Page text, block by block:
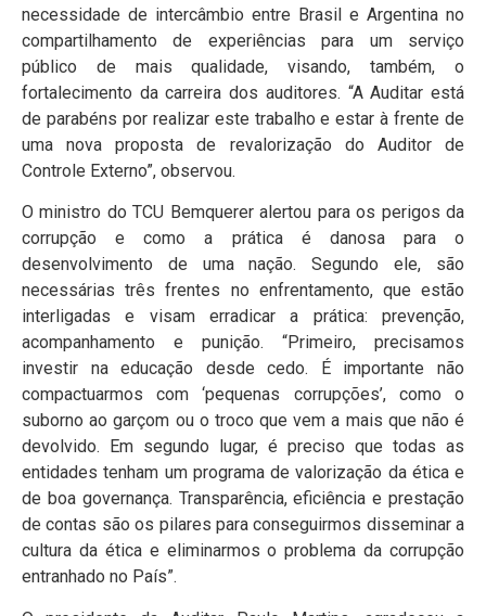
necessidade de intercâmbio entre Brasil e Argentina no
compartilhamento de experiências para um serviço
público de mais qualidade, visando, também, o
fortalecimento da carreira dos auditores. “A Auditar está
de parabéns por realizar este trabalho e estar à frente de
uma nova proposta de revalorização do Auditor de
Controle Externo”, observou.
O ministro do TCU Bemquerer alertou para os perigos da
corrupção e como a prática é danosa para o
desenvolvimento de uma nação. Segundo ele, são
necessárias três frentes no enfrentamento, que estão
interligadas e visam erradicar a prática: prevenção,
acompanhamento e punição. “Primeiro, precisamos
investir na educação desde cedo. É importante não
compactuarmos com ‘pequenas corrupções’, como o
suborno ao garçom ou o troco que vem a mais que não é
devolvido. Em segundo lugar, é preciso que todas as
entidades tenham um programa de valorização da ética e
de boa governança. Transparência, eficiência e prestação
de contas são os pilares para conseguirmos disseminar a
cultura da ética e eliminarmos o problema da corrupção
entranhado no País”.